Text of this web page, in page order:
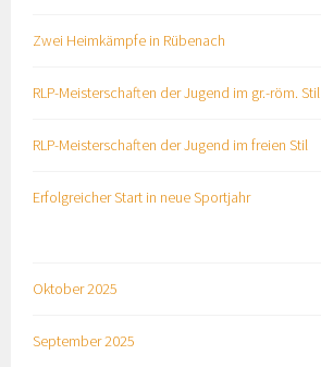
Zwei Heimkämpfe in Rübenach
RLP-Meisterschaften der Jugend im gr.-röm. Stil
RLP-Meisterschaften der Jugend im freien Stil
Erfolgreicher Start in neue Sportjahr
Oktober 2025
September 2025